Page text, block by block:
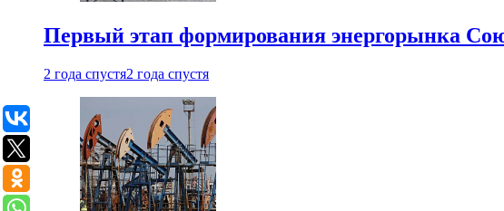
Первый этап формирования энергорынка
2 года спустя2 года спустя